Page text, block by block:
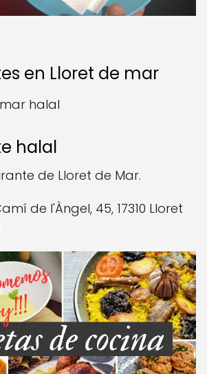
en Lloret de mar
halal
halal
de Lloret de Mar.
de l'Àngel, 45, 17310 Lloret